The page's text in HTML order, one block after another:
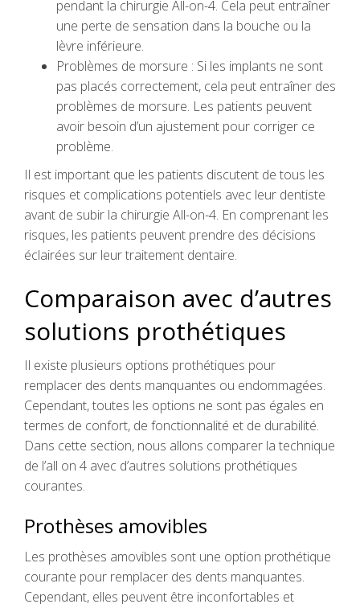
pendant la chirurgie All-on-4. Cela peut entraîner
une perte de sensation dans la bouche ou la
lèvre inférieure.
Problèmes de morsure : Si les implants ne sont
pas placés correctement, cela peut entraîner des
problèmes de morsure. Les patients peuvent
avoir besoin d’un ajustement pour corriger ce
problème.
Il est important que les patients discutent de tous les
risques et complications potentiels avec leur dentiste
avant de subir la chirurgie All-on-4. En comprenant les
risques, les patients peuvent prendre des décisions
éclairées sur leur traitement dentaire.
Comparaison avec d’autres
solutions prothétiques
Il existe plusieurs options prothétiques pour
remplacer des dents manquantes ou endommagées.
Cependant, toutes les options ne sont pas égales en
termes de confort, de fonctionnalité et de durabilité.
Dans cette section, nous allons comparer la technique
de l’all on 4 avec d’autres solutions prothétiques
courantes.
Prothèses amovibles
Les prothèses amovibles sont une option prothétique
courante pour remplacer des dents manquantes.
Cependant, elles peuvent être inconfortables et